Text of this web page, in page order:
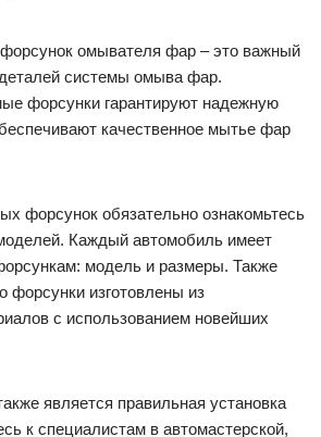
омывателя фар – это важный
системы омыва фар.
форсунки гарантируют надежную
качественное мытье фар
форсунок обязательно ознакомьтесь
Каждый автомобиль имеет
модель и размеры. Также
форсунки изготовлены из
с использованием новейших
является правильная установка
к специалистам в автомастерской,